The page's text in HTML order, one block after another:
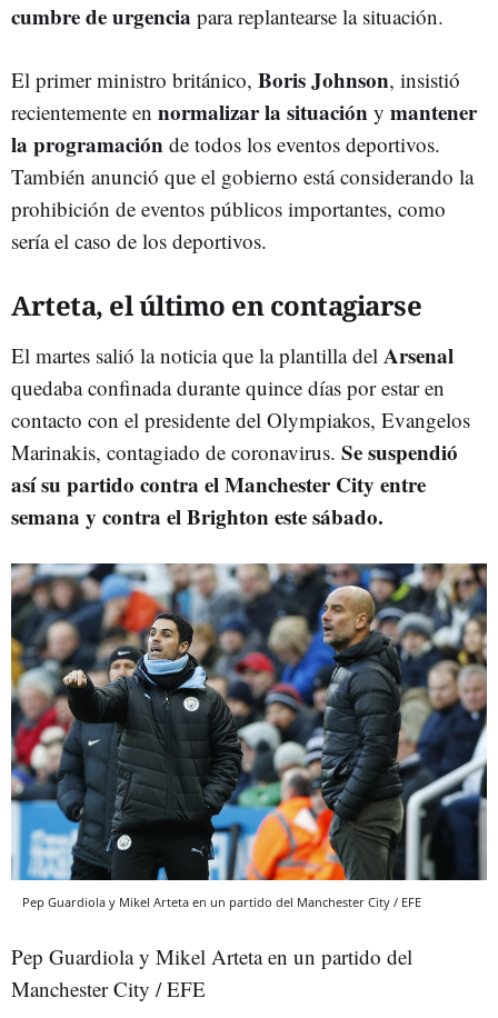
cumbre de urgencia para replantearse la situación.
El primer ministro británico, Boris Johnson, insistió
recientemente en normalizar la situación y mantener
la programación de todos los eventos deportivos.
También anunció que el gobierno está considerando la
prohibición de eventos públicos importantes, como
sería el caso de los deportivos.
Arteta, el último en contagiarse
El martes salió la noticia que la plantilla del Arsenal
quedaba confinada durante quince días por estar en
contacto con el presidente del Olympiakos, Evangelos
Marinakis, contagiado de coronavirus. Se suspendió
así su partido contra el Manchester City entre
semana y contra el Brighton este sábado.
Pep Guardiola y Mikel Arteta en un partido del Manchester City / EFE
Pep Guardiola y Mikel Arteta en un partido del
Manchester City / EFE